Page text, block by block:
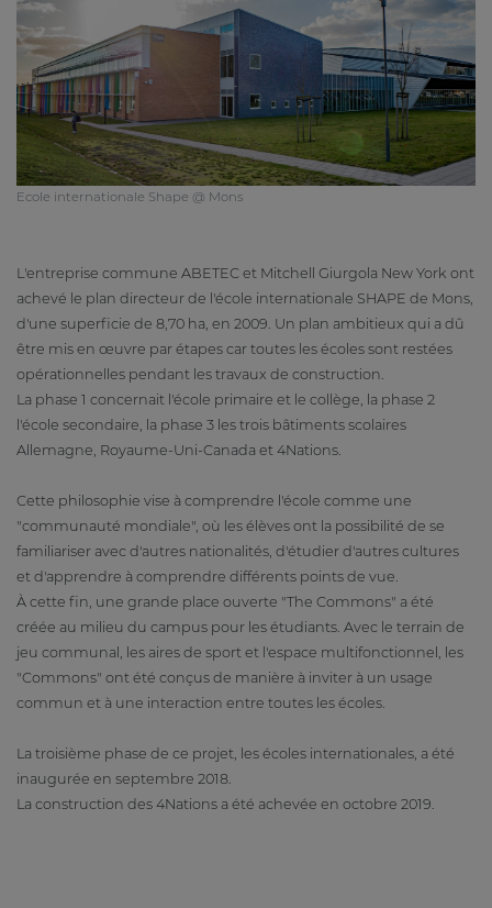
Ecole internationale Shape @ Mons
L'entreprise commune ABETEC et Mitchell Giurgola New York ont
achevé le plan directeur de l'école internationale SHAPE de Mons,
d'une superficie de 8,70 ha, en 2009. Un plan ambitieux qui a dû
être mis en œuvre par étapes car toutes les écoles sont restées
opérationnelles pendant les travaux de construction.
La phase 1 concernait l'école primaire et le collège, la phase 2
l'école secondaire, la phase 3 les trois bâtiments scolaires
Allemagne, Royaume-Uni-Canada et 4Nations.
Cette philosophie vise à comprendre l'école comme une
"communauté mondiale", où les élèves ont la possibilité de se
familiariser avec d'autres nationalités, d'étudier d'autres cultures
et d'apprendre à comprendre différents points de vue.
À cette fin, une grande place ouverte "The Commons" a été
créée au milieu du campus pour les étudiants. Avec le terrain de
jeu communal, les aires de sport et l'espace multifonctionnel, les
"Commons" ont été conçus de manière à inviter à un usage
commun et à une interaction entre toutes les écoles.
La troisième phase de ce projet, les écoles internationales, a été
inaugurée en septembre 2018.
La construction des 4Nations a été achevée en octobre 2019.